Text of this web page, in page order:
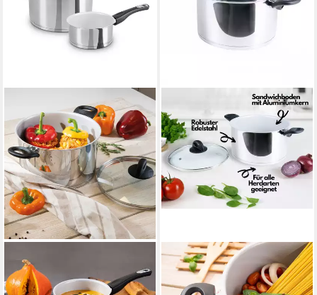
GENIUS
Topf-Set Cerafit Steel
Kochgeschirr-Set, 3-tlg.,
GENIUS
Kochtopf Cerafit Steel Topf
24 cm Edelstahl, Aluminium (1